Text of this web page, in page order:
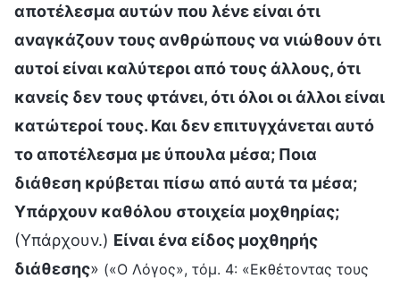
αποτέλεσμα αυτών που λένε είναι ότι
αναγκάζουν τους ανθρώπους να νιώθουν ότι
αυτοί είναι καλύτεροι από τους άλλους, ότι
κανείς δεν τους φτάνει, ότι όλοι οι άλλοι είναι
κατώτεροί τους. Και δεν επιτυγχάνεται αυτό
το αποτέλεσμα με ύπουλα μέσα; Ποια
διάθεση κρύβεται πίσω από αυτά τα μέσα;
Υπάρχουν καθόλου στοιχεία μοχθηρίας;
(Υπάρχουν.) Είναι ένα είδος μοχθηρής
διάθεσης» («Ο Λόγος», τόμ. 4: «Εκθέτοντας τους